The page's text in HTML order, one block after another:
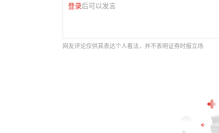
登录后可以发言
网友评论仅供其表达个人看法，并不表明证券时报立场